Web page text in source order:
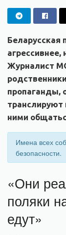
Беларусская
агрессивнее,
Журналист
пропаганды,
транслируют
ними
Имена всех
безопасности.
«Они
поляки
едут»